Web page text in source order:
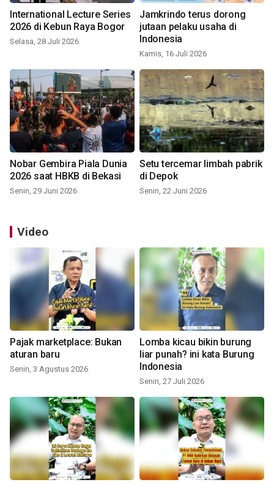
International Lecture Series
2026 di Kebun Raya Bogor
Selasa, 28 Juli 2026
Jamkrindo terus dorong
jutaan pelaku usaha di
Indonesia
Kamis, 16 Juli 2026
Nobar Gembira Piala Dunia
2026 saat HBKB di Bekasi
Senin, 29 Juni 2026
Setu tercemar limbah pabrik
di Depok
Senin, 22 Juni 2026
Video
Pajak marketplace: Bukan
aturan baru
Senin, 3 Agustus 2026
Lomba kicau bikin burung
liar punah? ini kata Burung
Indonesia
Senin, 27 Juli 2026